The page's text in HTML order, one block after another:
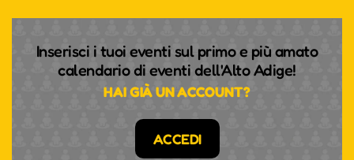
Inserisci i tuoi eventi sul primo e più amato
calendario di eventi dell'Alto Adige!
HAI GIÀ UN ACCOUNT?
ACCEDI